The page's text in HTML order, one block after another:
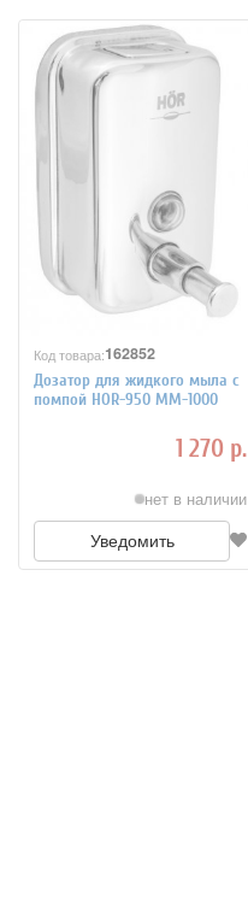
Код товара:162852
Дозатор для жидкого мыла с
помпой HOR-950 MM-1000
1 270 р.
нет в наличии
Уведомить